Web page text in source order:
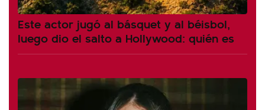
Este actor jugó al básquet y al béisbol,
luego dio el salto a Hollywood: quién es